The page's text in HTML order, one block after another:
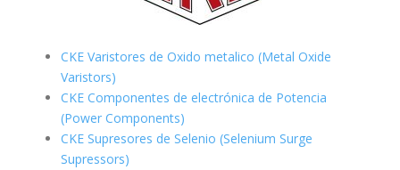
CKE Varistores de Oxido metalico (Metal Oxide
Varistors)
CKE Componentes de electrónica de Potencia
(Power Components)
CKE Supresores de Selenio (Selenium Surge
Supressors)